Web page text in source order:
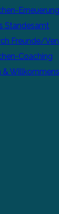
Erneuerung
Standesamt
Freunde/
Coaching
&